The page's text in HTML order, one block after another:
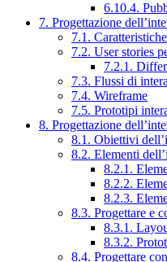
6.10.4.
7. Progettazione
7.1.
7.2. User stories
7.2.1.
7.3. Flussi di
7.4. Wireframe
7.5. Prototipi
8. Progettazione
8.1. Obiettivi
8.2. Elementi
8.2.1.
8.2.2.
8.2.3.
8.3. Progettare e
8.3.1.
8.3.2.
8.4. Progettare